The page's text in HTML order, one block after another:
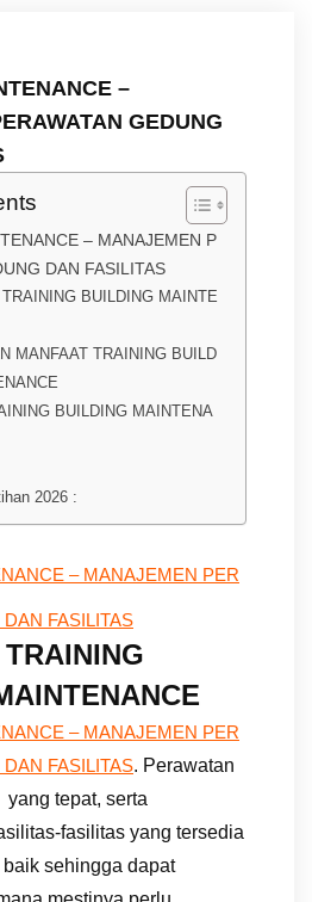
–
GEDUNG
– MANAJEMEN P
DAN FASILITAS
BUILDING MAINTE
MANFAAT TRAINING BUILD
BUILDING MAINTENA
2026 :
– MANAJEMEN PER
FASILITAS
– MANAJEMEN PER
FASILITAS. Perawatan
tepat, serta
fasilitas yang tersedia
sehingga dapat